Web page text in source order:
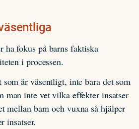
ha fokus på barns faktiska
i processen.
är väsentligt, inte bara det som
man inte vet vilka effekter insatser
mellan barn och vuxna så hjälper
insatser.